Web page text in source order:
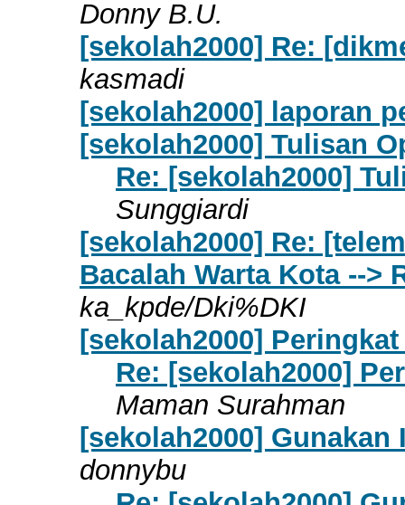
Donny B.U.
[sekolah2000] Re:
kasmadi
[sekolah2000] laporan
[sekolah2000] Tulisan
Re: [sekolah2000]
Sunggiardi
[sekolah2000] Re:
Bacalah Warta Kota -->
ka_kpde/Dki%DKI
[sekolah2000]
Re: [sekolah2000]
Maman Surahman
[sekolah2000]
donnybu